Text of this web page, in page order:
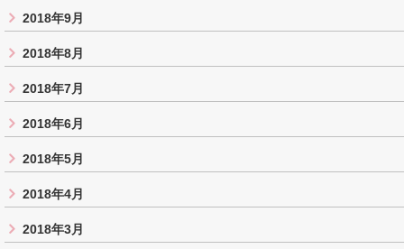
2018年9月
2018年8月
2018年7月
2018年6月
2018年5月
2018年4月
2018年3月